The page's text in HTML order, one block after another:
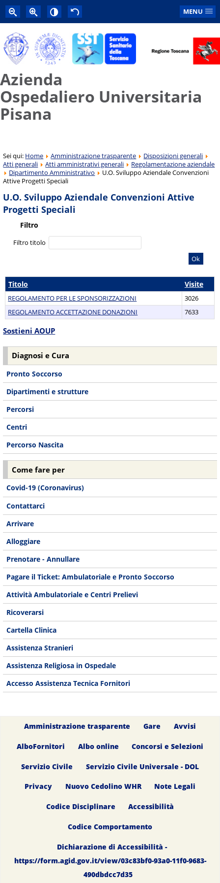
MENU
Azienda
Ospedaliero Universitaria
Pisana
Sei qui: Home Amministrazione trasparente
Disposizioni generali
Atti generali
Atti amministrativi generali
Regolamentazione aziendale
Dipartimento Amministrativo
U.O. Sviluppo Aziendale Convenzioni
Attive Progetti Speciali
U.O. Sviluppo Aziendale Convenzioni Attive
Progetti Speciali
Filtro
Filtro titolo
Ok
Titolo Visite
REGOLAMENTO PER LE SPONSORIZZAZIONI
3026
REGOLAMENTO ACCETTAZIONE DONAZIONI
7633
Sostieni AOUP
Diagnosi e Cura
Pronto Soccorso
Dipartimenti e strutture
Percorsi
Centri
Percorso Nascita
Come fare per
Covid-19 (Coronavirus)
Contattarci
Arrivare
Alloggiare
Prenotare - Annullare
Pagare il Ticket: Ambulatoriale e Pronto Soccorso
Attività Ambulatoriale e Centri Prelievi
Ricoverarsi
Cartella Clinica
Assistenza Stranieri
Assistenza Religiosa in Ospedale
Accesso Assistenza Tecnica Fornitori
Amministrazione trasparente Gare Avvisi
AlboFornitori Albo online Concorsi e Selezioni
Servizio Civile Servizio Civile Universale - DOL
Privacy Nuovo Cedolino WHR Note Legali
Codice Disciplinare Accessibilità
Codice Comportamento
Dichiarazione di Accessibilità -
https://form.agid.gov.it/view/03c83bf0-93a0-11f0-9683-
490dbdcc7d35